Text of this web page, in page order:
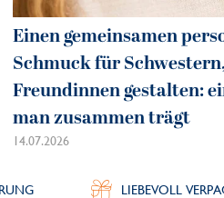
Einen gemeinsamen
Schmuck für
Freundinnen gestalten:
man zusammen trägt
14.07.2026
LIEBEVOLL